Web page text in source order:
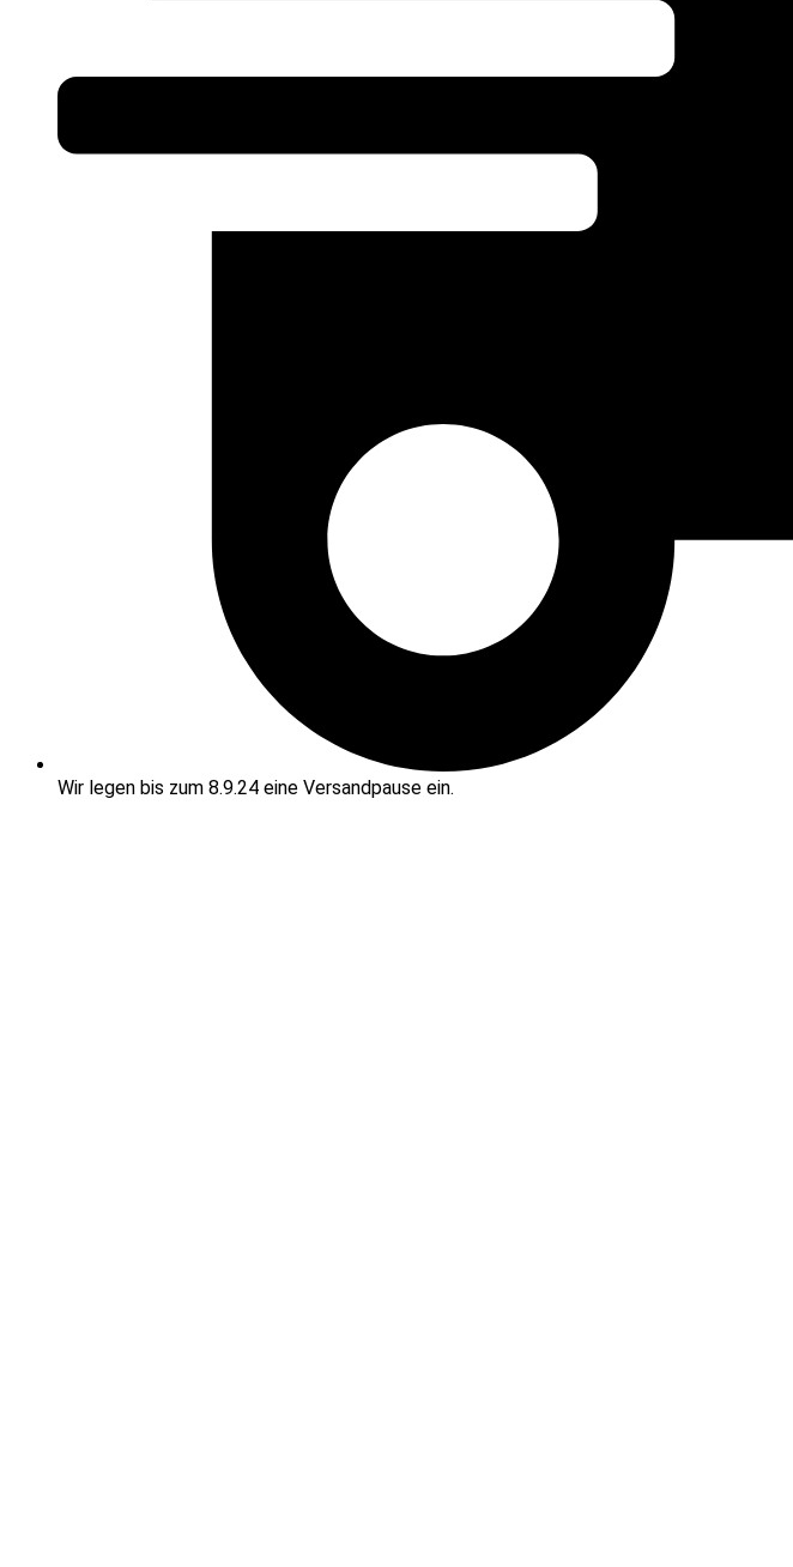
Wir legen bis zum 8.9.24 eine Versandpause ein.